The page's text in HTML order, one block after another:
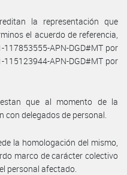
la representación que
el acuerdo de referencia,
APN-DGD#MT por
115123944-APN-DGD#MT por
que al momento de la
delegados de personal.
la homologación del mismo,
marco de carácter colectivo
personal afectado.